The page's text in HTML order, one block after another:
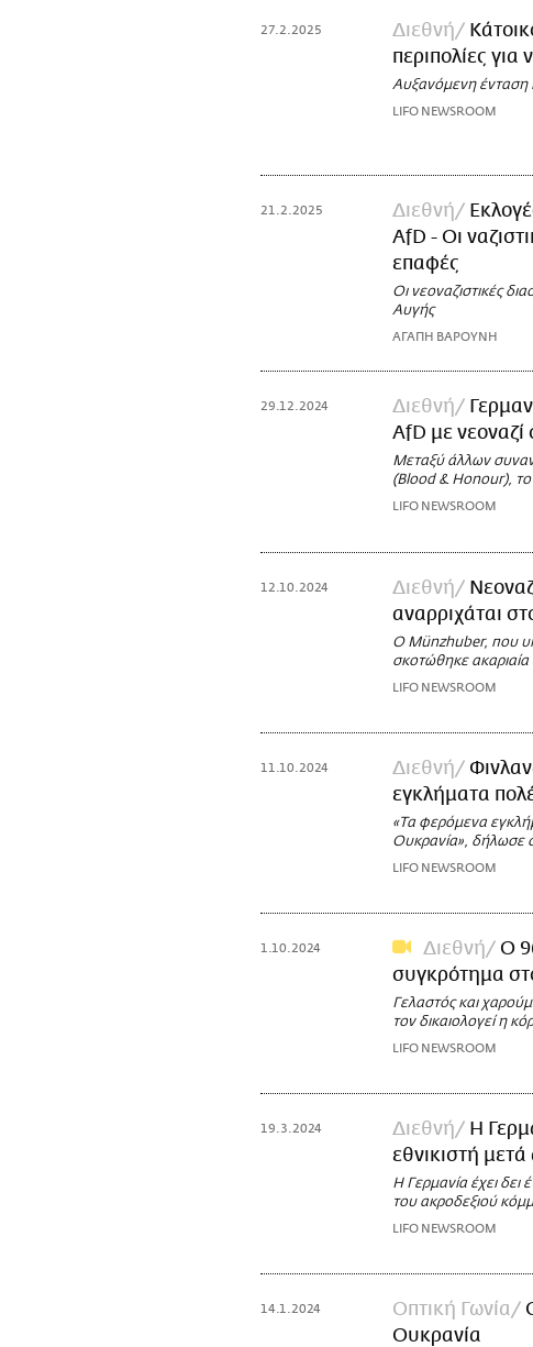
27.2.2025 Διεθνή
περιπολίες για
Αυξανόμενη ένταση
LIFO NEWSROOM
21.2.2025 Διεθνή
AfD - Οι
επαφές
Οι νεοναζιστικές
Αυγής
ΑΓΑΠΗ ΒΑΡΟΥΝΗ
29.12.2024 Διεθνή
AfD με νεοναζί
Μεταξύ άλλων
(Blood & Honour), το
LIFO NEWSROOM
12.10.2024 Διεθνή
αναρριχάται
Ο Münzhuber, που
σκοτώθηκε
LIFO NEWSROOM
11.10.2024 Διεθνή
εγκλήματα
«Τα φερόμενα
Ουκρανία», δήλωσε
LIFO NEWSROOM
1.10.2024 Διεθνή
Ο
συγκρότημα
Γελαστός και
τον δικαιολογεί η
LIFO NEWSROOM
19.3.2024 Διεθνή
Η
εθνικιστή
Η Γερμανία έχει δει
του ακροδεξιού
LIFO NEWSROOM
14.1.2024 Οπτική Γωνία
Ουκρανία